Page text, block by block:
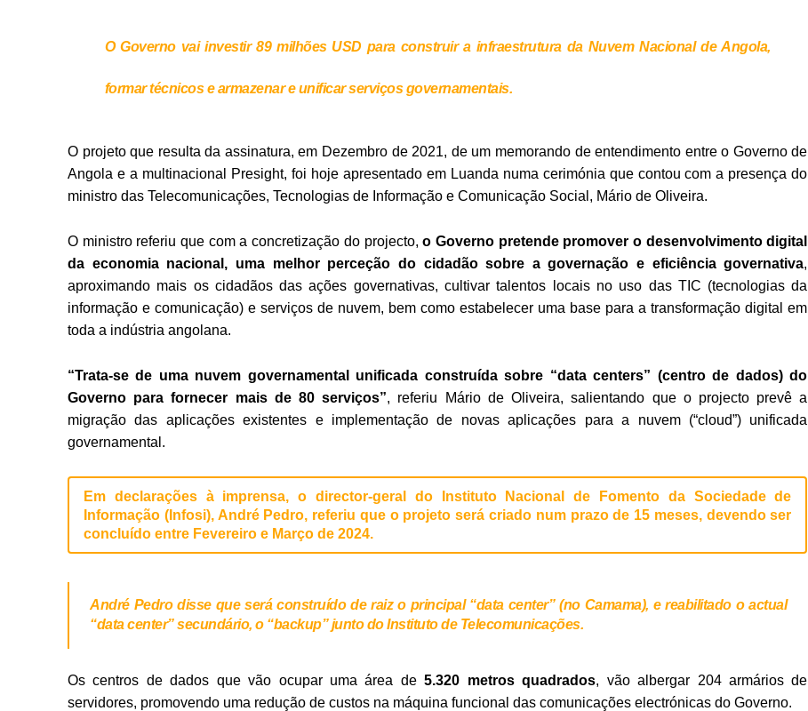
O Governo vai investir 89 milhões USD para construir a infraestrutura da Nuvem Nacional de Angola,
formar técnicos e armazenar e unificar serviços governamentais.
O projeto que resulta da assinatura, em Dezembro de 2021, de um memorando de entendimento entre o Governo de
Angola e a multinacional Presight, foi hoje apresentado em Luanda numa cerimónia que contou com a presença do
ministro das Telecomunicações, Tecnologias de Informação e Comunicação Social, Mário de Oliveira.
O ministro referiu que com a concretização do projecto,o Governo pretende promover o desenvolvimento digital
da economia nacional, uma melhor perceção do cidadão sobre a governação e eficiência governativa,
aproximando mais os cidadãos das ações governativas, cultivar talentos locais no uso das TIC (tecnologias da
informação e comunicação) e serviços de nuvem, bem como estabelecer uma base para a transformação digital em
toda a indústria angolana.
“Trata-se de uma nuvem governamental unificada construída sobre “data centers” (centro de dados) do
Governo para fornecer mais de 80 serviços”, referiu Mário de Oliveira, salientando que o projecto prevê a
migração das aplicações existentes e implementação de novas aplicações para a nuvem (“cloud”) unificada
governamental.
Em declarações à imprensa, o director-geral do Instituto Nacional de Fomento da Sociedade de
Informação (Infosi), André Pedro, referiu que o projeto será criado num prazo de 15 meses, devendo ser
concluído entre Fevereiro e Março de 2024.
André Pedro disse que será construído de raiz o principal “data center” (no Camama), e reabilitado o actual
“data center” secundário, o “backup” junto do Instituto de Telecomunicações.
Os centros de dados que vão ocupar uma área de5.320 metros quadrados, vão albergar 204 armários de
servidores, promovendo uma redução de custos na máquina funcional das comunicações electrónicas do Governo.